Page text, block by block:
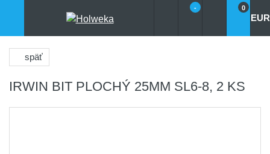
- 0
EUR
späť
IRWIN BIT PLOCHÝ 25MM SL6-8, 2 KS